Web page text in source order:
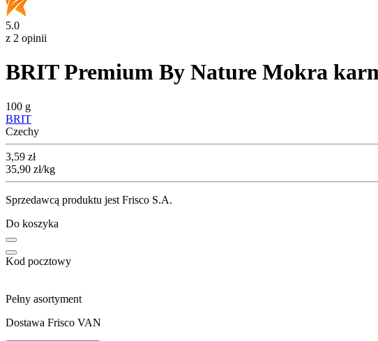
5.0
z 2 opinii
BRIT Premium By Nature Mokra
100 g
BRIT
Czechy
Cena
3,59 zł
35,90 zł/kg
Sprzedawcą produktu jest Frisco S.A.
Do koszyka
Kod pocztowy
Pełny asortyment
Dostawa Frisco VAN